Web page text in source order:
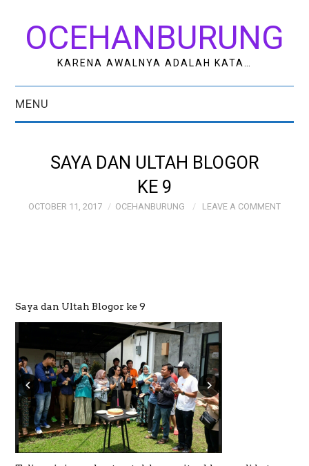
OCEHANBURUNG
KARENA AWALNYA ADALAH KATA…
MENU
GALERI
SUDRAJAT
GALERI MEME
OCEHANBURUNG
PRICE LIST AK
STUDIO BOGOR
SAYA DAN ULTAH BLOGOR
KE 9
OCTOBER 11, 2017 OCEHANBURUNG LEAVE A COMMENT
Saya dan Ultah Blogor ke 9